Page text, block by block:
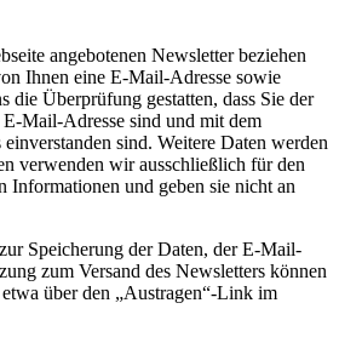
angebotenen Newsletter beziehen
Ihnen eine E-Mail-Adresse sowie
die Überprüfung gestatten, dass Sie der
E-Mail-Adresse sind und mit dem
sind. Weitere Daten werden
verwenden wir ausschließlich für den
Informationen und geben sie nicht an
Speicherung der Daten, der E-Mail-
zum Versand des Newsletters können
über den „Austragen“-Link im